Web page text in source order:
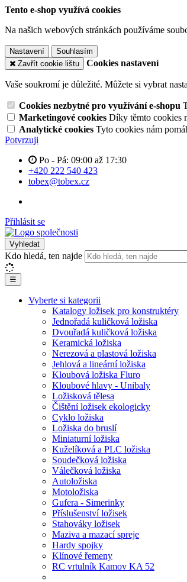
Tento e-shop využívá cookies
Na našich webových stránkách používáme
Nastavení
Souhlasím
Zavřít cookie lištu
Cookies nastavení
Vaše soukromí je důležité. Můžete si vybrat
Cookies nezbytné pro využívání e-shopu
Marketingové cookies Díky těmto cookies
Analytické cookies Tyto cookies nám
Potvrzuji
Po - Pá: 09:00 až 17:30
+420 222 540 423
tobex@tobex.cz
Přihlásit se
Vyhledat
Kdo hledá, ten najde
☰
Vyberte si kategorii
Katalogy ložisek pro konstruktéry
Jednořadá kuličková ložiska
Dvouřadá kuličková ložiska
Keramická ložiska
Nerezová a plastová ložiska
Jehlová a lineární ložiska
Kloubová ložiska Fluro
Kloubové hlavy - Unibaly
Ložisková tělesa
Čištění ložisek ekologicky
Cyklo ložiska
Ložiska do bruslí
Miniaturní ložiska
Kuželíková a PLC ložiska
Soudečková ložiska
Válečková ložiska
Autoložiska
Motoložiska
Gufera - Simerinky
Příslušenství ložisek
Stahováky ložisek
Maziva a mazací spreje
Hardy spojky
Klínové řemeny
RC vrtulník Kamov KA 52